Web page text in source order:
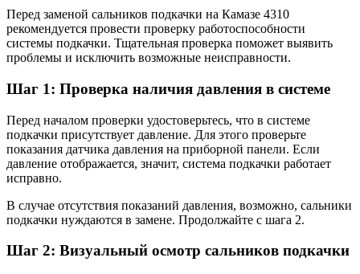
Перед заменой сальников подкачки на Камазе 4310
рекомендуется провести проверку работоспособности
системы подкачки. Тщательная проверка поможет выявить
проблемы и исключить возможные неисправности.
Шаг 1: Проверка наличия давления в системе
Перед началом проверки удостоверьтесь, что в системе
подкачки присутствует давление. Для этого проверьте
показания датчика давления на приборной панели. Если
давление отображается, значит, система подкачки работает
исправно.
В случае отсутствия показаний давления, возможно, сальники
подкачки нуждаются в замене. Продолжайте с шага 2.
Шаг 2: Визуальный осмотр сальников подкачки